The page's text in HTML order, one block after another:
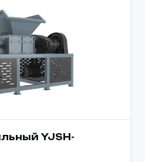
YJSH-